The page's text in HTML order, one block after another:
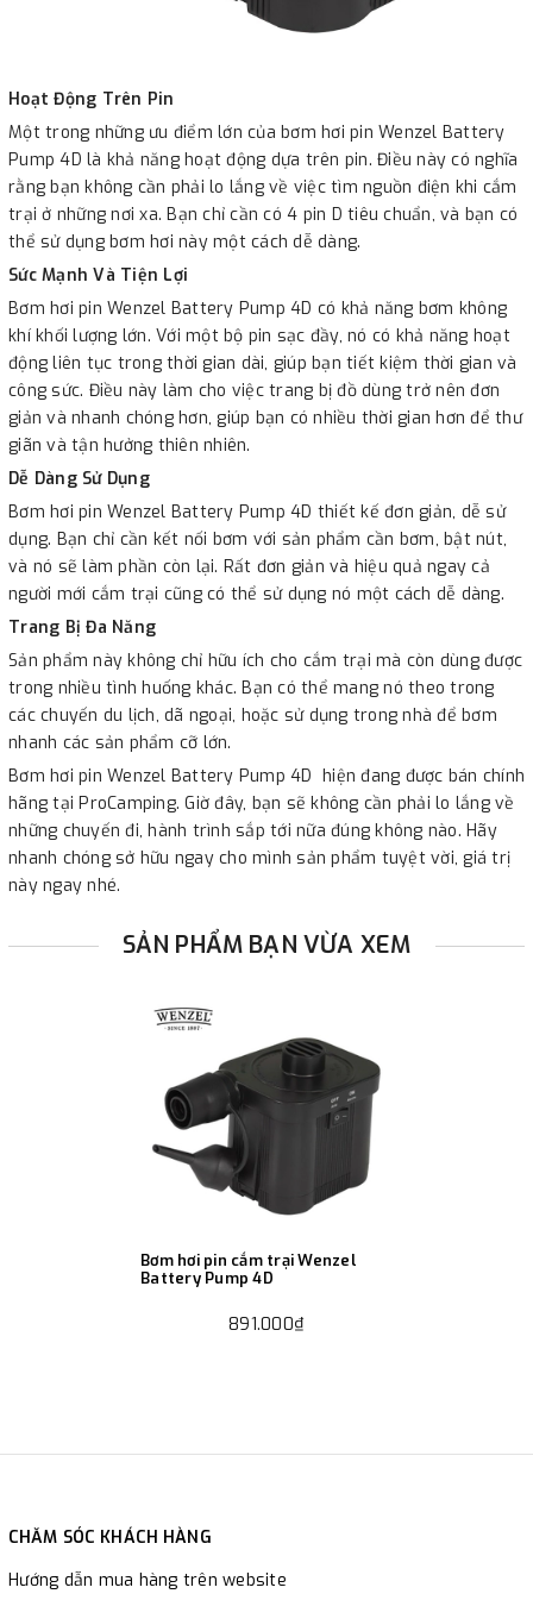
Hoạt Động Trên Pin
Một trong những ưu điểm lớn của bơm hơi pin Wenzel Battery
Pump 4D là khả năng hoạt động dựa trên pin. Điều này có nghĩa
rằng bạn không cần phải lo lắng về việc tìm nguồn điện khi cắm
trại ở những nơi xa. Bạn chỉ cần có 4 pin D tiêu chuẩn, và bạn có
thể sử dụng bơm hơi này một cách dễ dàng.
Sức Mạnh Và Tiện Lợi
Bơm hơi pin Wenzel Battery Pump 4D có khả năng bơm không
khí khối lượng lớn. Với một bộ pin sạc đầy, nó có khả năng hoạt
động liên tục trong thời gian dài, giúp bạn tiết kiệm thời gian và
công sức. Điều này làm cho việc trang bị đồ dùng trở nên đơn
giản và nhanh chóng hơn, giúp bạn có nhiều thời gian hơn để thư
giãn và tận hưởng thiên nhiên.
Dễ Dàng Sử Dụng
Bơm hơi pin Wenzel Battery Pump 4D thiết kế đơn giản, dễ sử
dụng. Bạn chỉ cần kết nối bơm với sản phẩm cần bơm, bật nút,
và nó sẽ làm phần còn lại. Rất đơn giản và hiệu quả ngay cả
người mới cắm trại cũng có thể sử dụng nó một cách dễ dàng.
Trang Bị Đa Năng
Sản phẩm này không chỉ hữu ích cho cắm trại mà còn dùng được
trong nhiều tình huống khác. Bạn có thể mang nó theo trong
các chuyến du lịch, dã ngoại, hoặc sử dụng trong nhà để bơm
nhanh các sản phẩm cỡ lớn.
Bơm hơi pin Wenzel Battery Pump 4D hiện đang được bán chính
hãng tại ProCamping. Giờ đây, bạn sẽ không cần phải lo lắng về
những chuyến đi, hành trình sắp tới nữa đúng không nào. Hãy
nhanh chóng sở hữu ngay cho mình sản phẩm tuyệt vời, giá trị
này ngay nhé.
SẢN PHẨM BẠN VỪA XEM
Bơm hơi pin cắm trại Wenzel
Battery Pump 4D
891.000₫
CHĂM SÓC KHÁCH HÀNG
Hướng dẫn mua hàng trên website